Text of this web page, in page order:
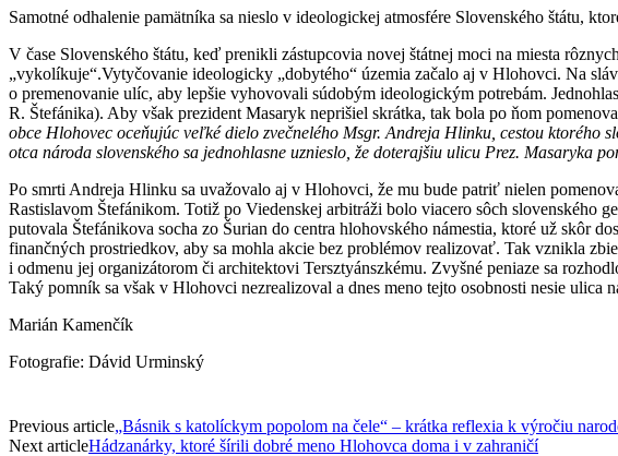
Samotné odhalenie pamätníka sa nieslo v ideologickej atmosfére Slovenského štátu,
V čase Slovenského štátu, keď prenikli zástupcovia novej štátnej moci na miesta
„vykolíkuje“.Vytyčovanie ideologicky „dobytého“ územia začalo aj v Hlohovci. Na
o premenovanie ulíc, aby lepšie vyhovovali súdobým ideologickým potrebám.
R. Štefánika). Aby však prezident Masaryk neprišiel skrátka, tak bola po ňom
obce Hlohovec oceňujúc veľké dielo zvečnelého Msgr. Andreja Hlinku, cestou ktorého
otca národa slovenského sa jednohlasne uznieslo, že doterajšiu ulicu Prez. Masaryka
Po smrti Andreja Hlinku sa uvažovalo aj v Hlohovci, že mu bude patriť nielen
Rastislavom Štefánikom. Totiž po Viedenskej arbitráži bolo viacero sôch slovenského
putovala Štefánikova socha zo Šurian do centra hlohovského námestia, ktoré už skôr
finančných prostriedkov, aby sa mohla akcie bez problémov realizovať. Tak vznikla
i odmenu jej organizátorom či architektovi Tersztyánszkému. Zvyšné peniaze sa
Taký pomník sa však v Hlohovci nezrealizoval a dnes meno tejto osobnosti nesie
Marián Kamenčík
Fotografie: Dávid Urminský
Previous article„Básnik s katolíckym popolom na čele“ – krátka reflexia k výročiu
Next articleHádzanárky, ktoré šírili dobré meno Hlohovca doma i v zahraničí